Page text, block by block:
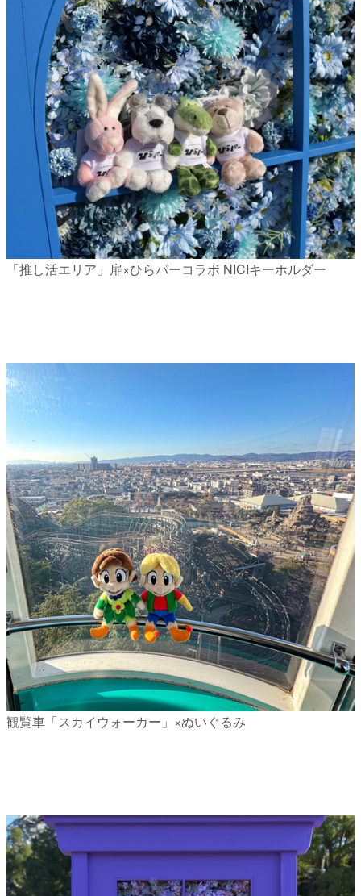
「推し活エリア」扉×ひらパーコラボ NICIキーホルダー
観覧車「スカイウォーカー」×ぬいぐるみ